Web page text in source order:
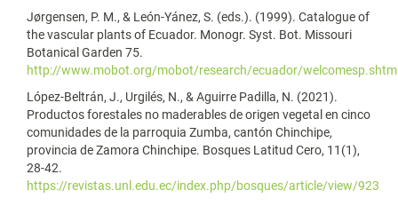
Jørgensen, P. M., & León-Yánez, S. (eds.). (1999). Catalogue of
the vascular plants of Ecuador. Monogr. Syst. Bot. Missouri
Botanical Garden 75.
http://www.mobot.org/mobot/research/ecuador/
López-Beltrán, J., Urgilés, N., & Aguirre Padilla, N. (2021).
Productos forestales no maderables de origen vegetal en cinco
comunidades de la parroquia Zumba, cantón Chinchipe,
provincia de Zamora Chinchipe. Bosques Latitud Cero, 11(1),
28-42.
https://revistas.unl.edu.ec/index.php/bosques/article/view/923